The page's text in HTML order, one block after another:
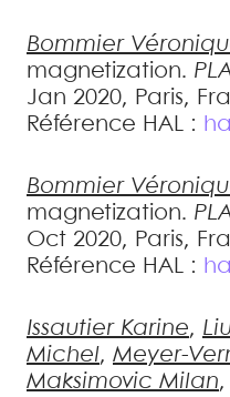
Bommier
magnetization.
Jan 2020, Paris,
Référence HAL :
Bommier
magnetization.
Oct 2020, Paris,
Référence HAL :
Issautier Karine,
Michel, Meyer-
Maksimovic Milan,